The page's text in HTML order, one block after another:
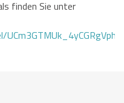
finden Sie unter